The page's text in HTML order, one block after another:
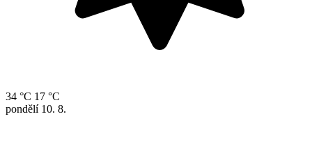
34 °C 17 °C
pondělí 10. 8.